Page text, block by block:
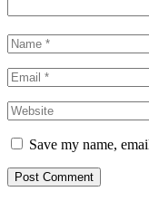
Save my name,